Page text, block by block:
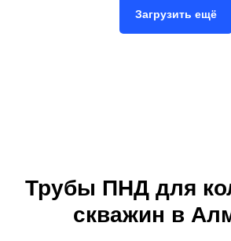
Загрузить ещё
Трубы ПНД для
скважин в